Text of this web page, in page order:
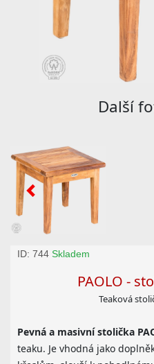
Další
ID: 744 Skladem
PAOLO -
Teaková
Pevná a masivní stolička
teaku. Je vhodná jako